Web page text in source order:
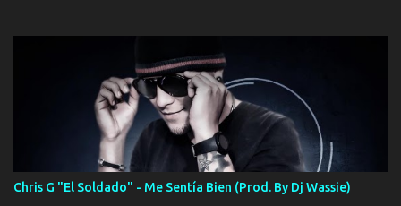
Chris G "El Soldado" - Me Sentía Bien (Prod. By Dj Wassie)